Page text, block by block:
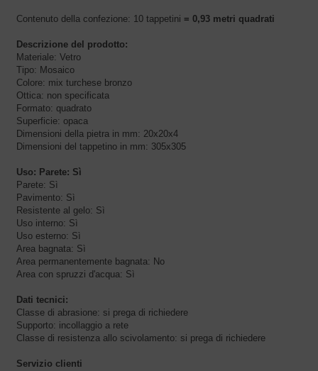
Contenuto della confezione: 10 tappetini = 0,93 metri quadrati
Descrizione del prodotto:
Materiale: Vetro
Tipo: Mosaico
Colore: mix turchese bronzo
Ottica: non specificata
Formato: quadrato
Superficie: opaca
Dimensioni della pietra in mm: 20x20x4
Dimensioni del tappetino in mm: 305x305
Uso: Parete: Sì
Parete: Sì
Pavimento: Sì
Resistente al gelo: Sì
Uso interno: Sì
Uso esterno: Sì
Area bagnata: Sì
Area permanentemente bagnata: No
Area con spruzzi d'acqua: Sì
Dati tecnici:
Classe di abrasione: si prega di richiedere
Supporto: incollaggio a rete
Classe di resistenza allo scivolamento: si prega di richiedere
Servizio clienti